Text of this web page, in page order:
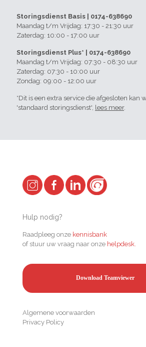
Storingsdienst Basis | 0174-638690
Maandag t/m Vrijdag: 17:30 - 21:30 uur
Zaterdag: 10:00 - 17:00 uur
Storingsdienst Plus* | 0174-638690
Maandag t/m Vrijdag: 07:30 - 08:30 uur
Zaterdag: 07:30 - 10:00 uur
Zondag: 09:00 - 12:00 uur
*Dit is een extra service die afgesloten kan
'standaard storingsdienst', lees meer.
Hulp nodig?
Raadpleeg onze kennisbank
of stuur uw vraag naar onze helpdesk.
Download Teamviewer
Algemene voorwaarden
Privacy Policy